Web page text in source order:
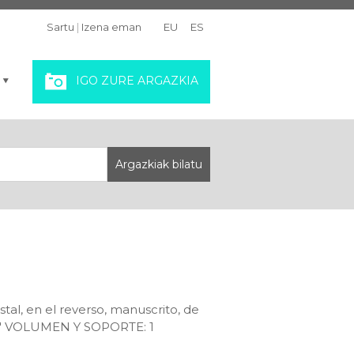
Sartu | Izena eman EU ES
IGO ZURE ARGAZKIA
en el reverso, manuscrito, de
Y SOPORTE: 1